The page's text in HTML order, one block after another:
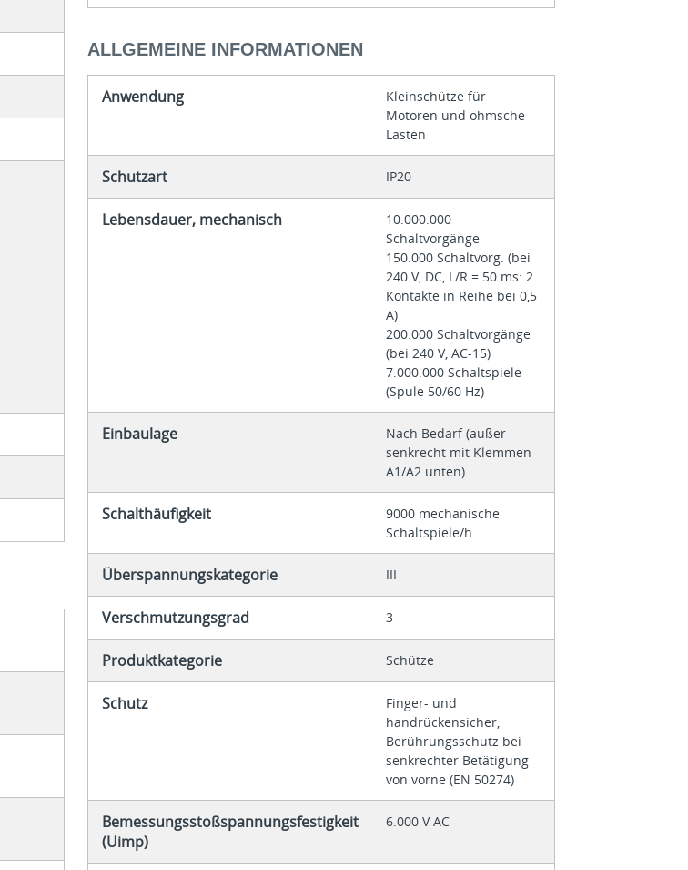
ALLGEMEINE INFORMATIONEN
Anwendung
Kleinschütze für
Motoren und ohmsche
Lasten
Schutzart IP20
Lebensdauer, mechanisch
10.000.000
Schaltvorgänge
150.000 Schaltvorg. (bei
240 V, DC, L/R = 50 ms: 2
Kontakte in Reihe bei 0,5
A)
200.000 Schaltvorgänge
(bei 240 V, AC-15)
7.000.000 Schaltspiele
(Spule 50/60 Hz)
Einbaulage
Nach Bedarf (außer
senkrecht mit Klemmen
A1/A2 unten)
Schalthäufigkeit
9000 mechanische
Schaltspiele/h
Überspannungskategorie III
Verschmutzungsgrad 3
Produktkategorie Schütze
Schutz
Finger- und
handrückensicher,
Berührungsschutz bei
senkrechter Betätigung
von vorne (EN 50274)
Bemessungsstoßspannungsfestigkeit
(Uimp)
6.000 V AC